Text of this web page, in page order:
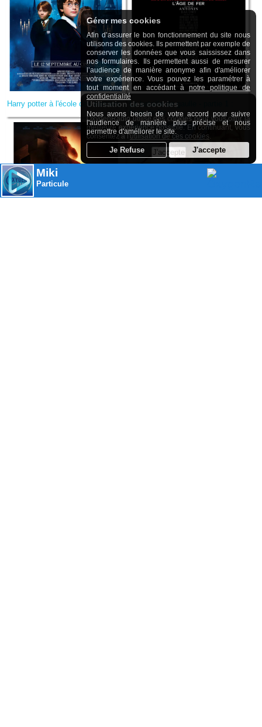
Harry potter à l'école des sorciers
La bataille de gaulle - partie 1 :
l'age de fer
Miki
Particule
Utilisation des cookies
OxygenRadio utilise des cookies pour vous offrir la
meilleure expérience possible. En continuant, vous
consentez à l'utilisation de ces cookies.
Gérer mes cookies
Afin d’assurer le bon fonctionnement du site nous
utilisons des cookies. Ils permettent par exemple de
conserver les données que vous saississez dans
nos formulaires. Ils permettent aussi de mesurer
l’audience de manière anonyme afin d'améliorer
votre expérience. Vous pouvez les paramétrer à
tout moment en accédant à notre politique de
confidentialité
Nous avons beosin de votre accord pour suivre
l'audience de manière plus précise et nous
permettre d'améliorer le site.